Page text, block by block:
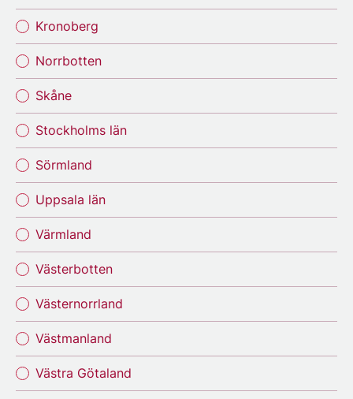
Kronoberg
Norrbotten
Skåne
Stockholms län
Sörmland
Uppsala län
Värmland
Västerbotten
Västernorrland
Västmanland
Västra Götaland